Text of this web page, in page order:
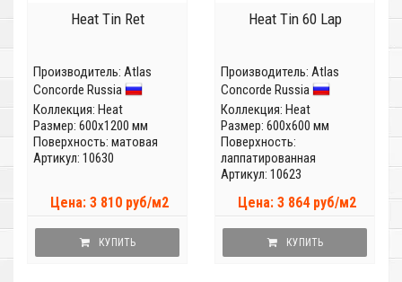
Heat Tin Ret
Производитель: Atlas
Concorde Russia
Коллекция: Heat
Размер: 600x1200 мм
Поверхность: матовая
Артикул: 10630
Цена: 3 810 руб/м2
КУПИТЬ
Heat Tin 60 Lap
Производитель: Atlas
Concorde Russia
Коллекция: Heat
Размер: 600x600 мм
Поверхность:
лаппатированная
Артикул: 10623
Цена: 3 864 руб/м2
КУПИТЬ